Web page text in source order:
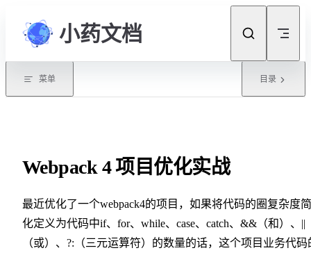
Skip to content
小药文档
菜单 目录
Webpack 4 项目优化实战
最近优化了一个webpack4的项目，如果将代码的圈复杂度简
化定义为代码中if、for、while、case、catch、&&（和）、||
（或）、?:（三元运算符）的数量的话，这个项目业务代码